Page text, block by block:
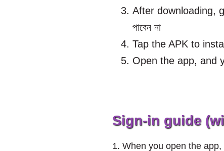
After downloading,
পাবেন না
Tap the APK to
Open the app, and
Sign-in guide
1. When you open the